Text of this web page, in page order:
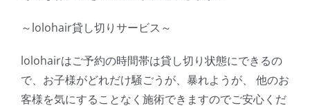
～lolohair貸し切りサービス～
lolohairはご予約の時間帯は貸し切り状態にできるの
で、お子様がどれだけ騒ごうが、暴れようが、 他のお
客様を気にすることなく施術できますのでご安心くだ